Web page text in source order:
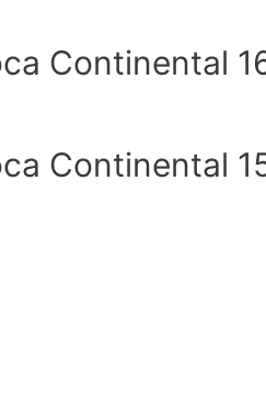
Continental
Continental